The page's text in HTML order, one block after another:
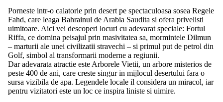
Porneste intr-o calatorie prin desert pe spectaculoasa sosea Regele
Fahd, care leaga Bahrainul de Arabia Saudita si ofera privelisti
uimitoare. Aici vei descoperi locuri cu adevarat speciale: Fortul
Riffa, ce domina peisajul prin masivitatea sa, mormintele Dilmun
– marturii ale unei civilizatii stravechi – si primul put de petrol din
Golf, simbol al transformarii moderne a regiunii.
Dar adevarata atractie este Arborele Vietii, un arbore misterios de
peste 400 de ani, care creste singur in mijlocul desertului fara o
sursa vizibila de apa. Legendele locale il considera un miracol, iar
pentru vizitatori este un loc ce inspira liniste si uimire.